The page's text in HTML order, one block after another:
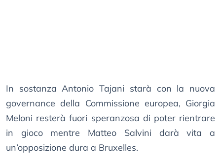
In sostanza Antonio Tajani starà con la nuova
governance della Commissione europea, Giorgia
Meloni resterà fuori speranzosa di poter rientrare
in gioco mentre Matteo Salvini darà vita a
un’opposizione dura a Bruxelles.